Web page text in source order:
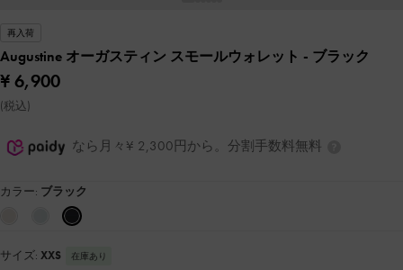
再入荷
Augustine オーガスティン スモールウォレット - ブラック
¥ 6,900
(税込)
なら月々¥ 2,300円から。分割手数料無料
カラー: ブラック
サイズ: XXS 在庫あり